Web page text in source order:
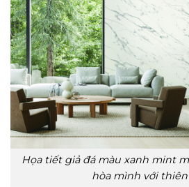
Họa tiết giả đá màu xanh mint
hòa mình với